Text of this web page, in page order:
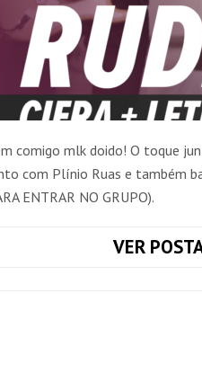
comigo mlk doido! O toque
com Plínio Ruas e também
ENTRAR NO GRUPO).
VER